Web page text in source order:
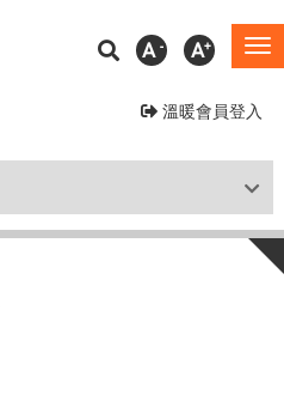
溫暖會員登入
A A